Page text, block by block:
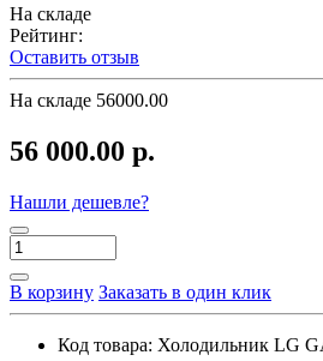
На складе
Рейтинг:
Оставить отзыв
На складе 56000.00
56 000.00 р.
Нашли дешевле?
В корзину Заказать в один клик
Код товара: Холодильник LG